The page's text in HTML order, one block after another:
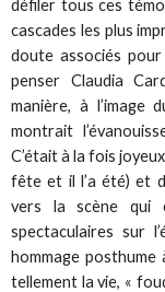
défiler tous ces
cascades les plus
doute associés
penser Claudia
manière, à l’image
montrait
C’était à la fois
fête et il l’a été) et
vers la scène qui
spectaculaires sur
hommage posthume
tellement la vie, «